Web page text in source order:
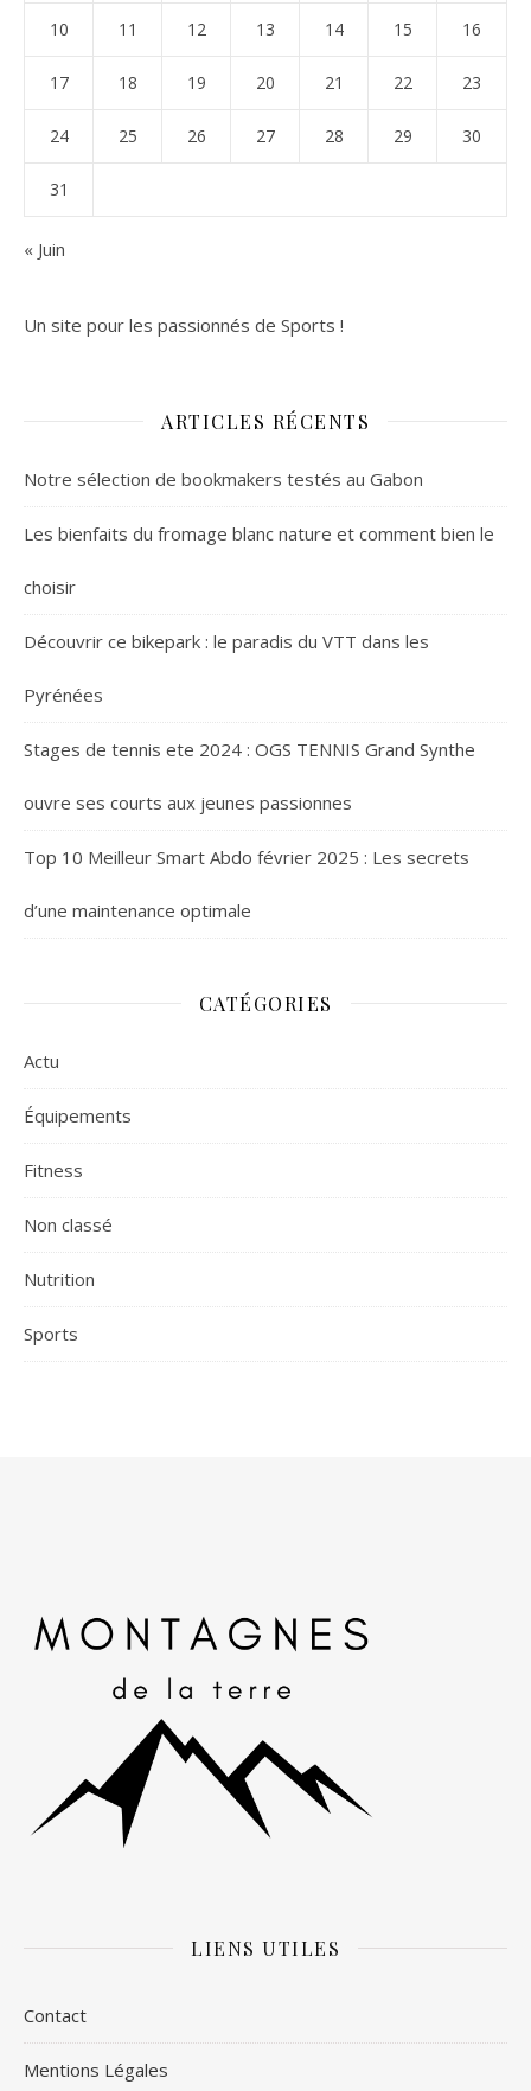
10 11 12 13 14 15 16
17 18 19 20 21 22 23
24 25 26 27 28 29 30
31
« Juin
Un site pour les passionnés de Sports !
ARTICLES RÉCENTS
Notre sélection de bookmakers testés au Gabon
Les bienfaits du fromage blanc nature et comment bien le
choisir
Découvrir ce bikepark : le paradis du VTT dans les
Pyrénées
Stages de tennis ete 2024 : OGS TENNIS Grand Synthe
ouvre ses courts aux jeunes passionnes
Top 10 Meilleur Smart Abdo février 2025 : Les secrets
d’une maintenance optimale
CATÉGORIES
Actu
Équipements
Fitness
Non classé
Nutrition
Sports
LIENS UTILES
Contact
Mentions Légales